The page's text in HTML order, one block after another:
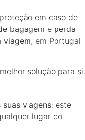
em caso de
bagagem e perda
viagem, em Portugal
solução para si.
viagens: este
lugar do